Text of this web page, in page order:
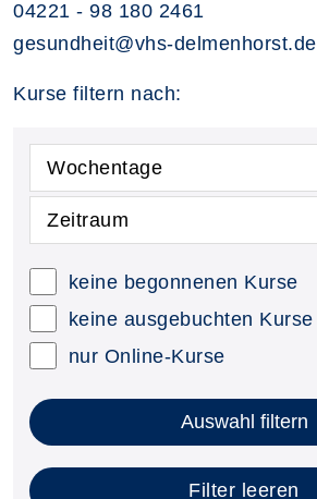
04221 - 98 180 2461
gesundheit@vhs-delmenhorst.de
Kurse filtern nach:
Wochentage
Zeitraum
keine begonnenen Kurse
keine ausgebuchten Kurse
nur Online-Kurse
Auswahl filtern
Filter leeren